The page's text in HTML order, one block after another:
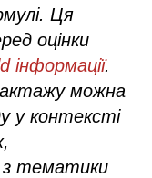
Ця
оцінки
інформації.
можна
у контексті
з тематики